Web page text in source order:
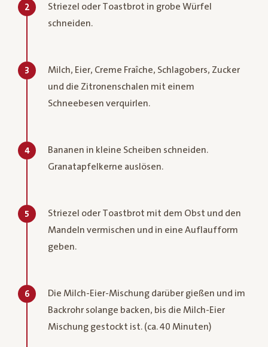
2
Striezel oder Toastbrot in grobe Würfel
schneiden.
3
Milch, Eier, Creme Fraîche, Schlagobers, Zucker
und die Zitronenschalen mit einem
Schneebesen verquirlen.
4
Bananen in kleine Scheiben schneiden.
Granatapfelkerne auslösen.
5
Striezel oder Toastbrot mit dem Obst und den
Mandeln vermischen und in eine Auflaufform
geben.
6
Die Milch-Eier-Mischung darüber gießen und im
Backrohr solange backen, bis die Milch-Eier
Mischung gestockt ist. (ca. 40 Minuten)